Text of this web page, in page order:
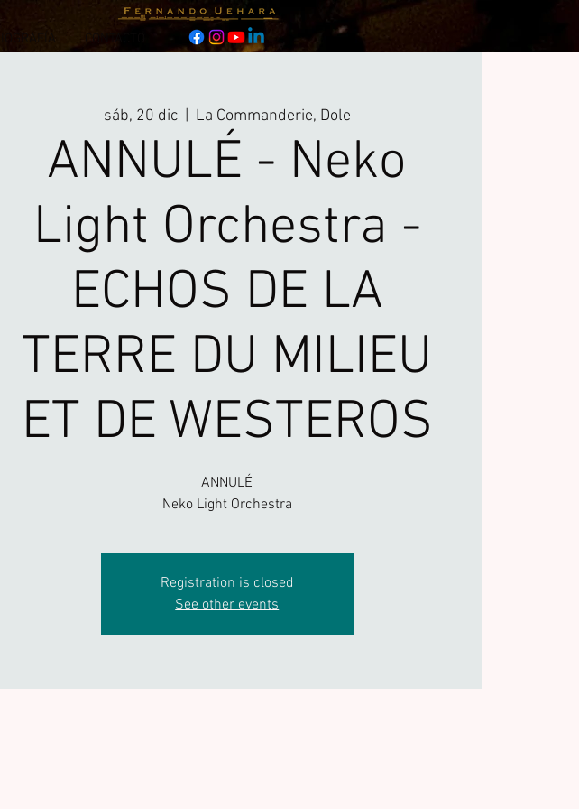
BIOGRAFÍA
sáb, 20 dic
  |
La Commanderie, Dole
ANNULÉ - Neko
Light Orchestra -
ECHOS DE LA
TERRE DU MILIEU
ET DE WESTEROS
ANNULÉ
Neko Light Orchestra
Registration is closed
See other events